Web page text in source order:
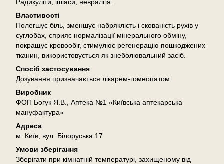
Радикуліти, ішіаси, невралгія.
Властивості
Полегшує біль, зменшує набряклість і скованість рухів у
суглобах, сприяє нормалізації мінерального обміну,
покращує кровообіг, стимулює регенерацію пошкоджених
тканин, використовується як знеболювальний засіб.
Спосіб застосування
Дозування призначається лікарем-гомеопатом.
Виробник
ФОП Богук Я.В., Аптека №1 «Київська аптекарська
мануфактура»
Адреса
м. Київ, вул. Білоруська 17
Умови зберігання
Зберігати при кімнатній температурі, захищеному від